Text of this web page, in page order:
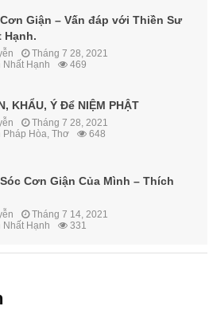
Giận – Vấn đáp với Thiền Sư
Hạnh.
Tháng 7 28, 2021
Nhất Hạnh
469
KHẨU, Ý Để NIỆM PHẬT
Tháng 7 28, 2021
Pháp Hòa,Thơ 648
Cơn Giận Của Mình – Thích
Tháng 7 14, 2021
Nhất Hạnh
331